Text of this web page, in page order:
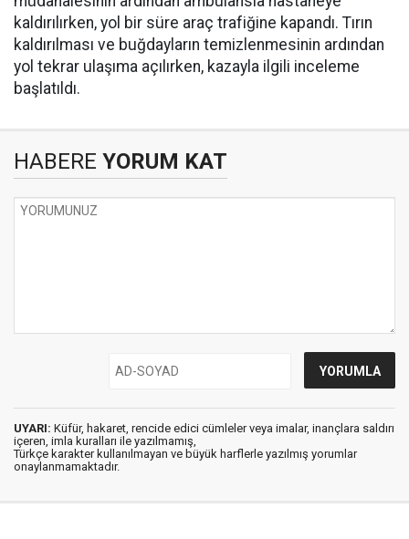
kaldırılırken, yol bir süre araç trafiğine kapandı. Tırın
kaldırılması ve buğdayların temizlenmesinin ardından
yol tekrar ulaşıma açılırken, kazayla ilgili inceleme
başlatıldı.
HABERE YORUM KAT
UYARI: Küfür, hakaret, rencide edici cümleler veya imalar, inançlara saldırı
içeren, imla kuralları ile yazılmamış,
Türkçe karakter kullanılmayan ve büyük harflerle yazılmış yorumlar
onaylanmamaktadır.